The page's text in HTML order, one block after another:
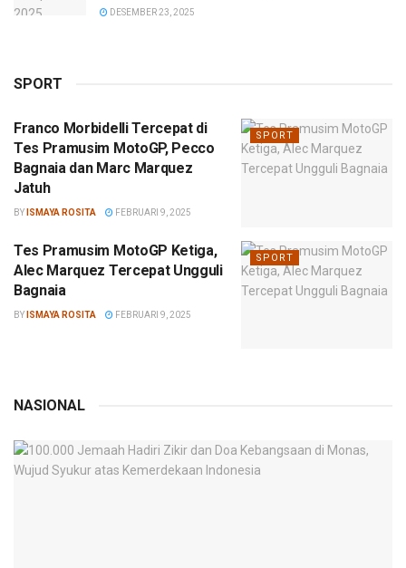
DESEMBER 23, 2025
SPORT
SPORT
Franco Morbidelli Tercepat di
Tes Pramusim MotoGP, Pecco
Bagnaia dan Marc Marquez
Jatuh
BY ISMAYA ROSITA FEBRUARI 9, 2025
SPORT
Tes Pramusim MotoGP Ketiga,
Alec Marquez Tercepat Ungguli
Bagnaia
BY ISMAYA ROSITA FEBRUARI 9, 2025
NASIONAL